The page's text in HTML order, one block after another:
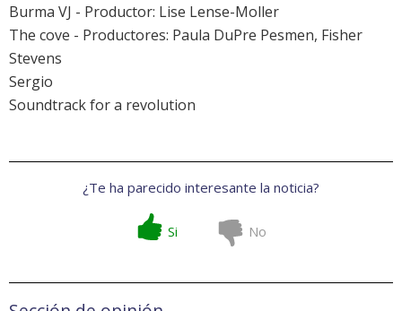
Burma VJ - Productor: Lise Lense-Moller
The cove - Productores: Paula DuPre Pesmen, Fisher
Stevens
Sergio
Soundtrack for a revolution
¿Te ha parecido interesante la noticia?
Si No